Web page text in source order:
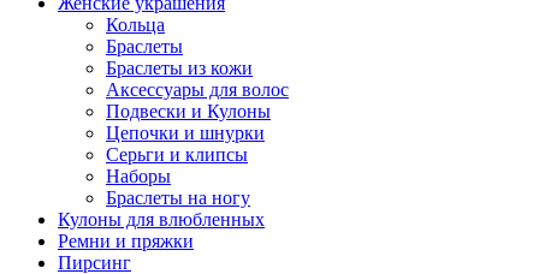
Кольца
Браслеты
Браслеты из кожи
Аксессуары для волос
Подвески и Кулоны
Цепочки и шнурки
Серьги и клипсы
Наборы
Браслеты на ногу
Кулоны для влюбленных
Ремни и пряжки
Пирсинг